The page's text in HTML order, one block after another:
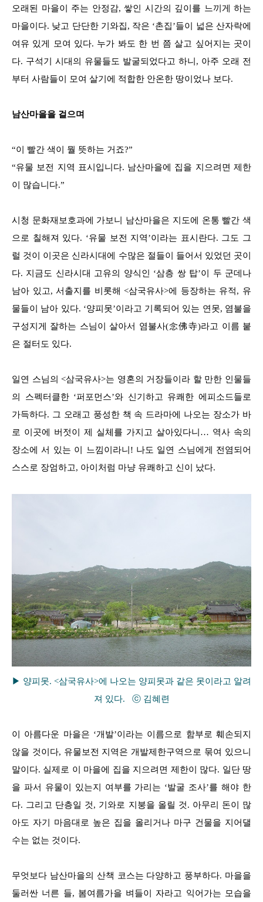
오래된 마을이 주는 안정감, 쌓인 시간의 깊이를 느끼게 하는
마을이다. 낮고 단단한 기와집, 작은 ‘촌집’들이 넓은 산자락에
여유 있게 모여 있다. 누가 봐도 한 번 쯤 살고 싶어지는 곳이
다. 구석기 시대의 유물들도 발굴되었다고 하니, 아주 오래 전
부터 사람들이 모여 살기에 적합한 안온한 땅이었나 보다.
남산마을을 걸으며
“이 빨간 색이 뭘 뜻하는 거죠?”
“유물 보전 지역 표시입니다. 남산마을에 집을 지으려면 제한
이 많습니다.”
시청 문화재보호과에 가보니 남산마을은 지도에 온통 빨간 색
으로 칠해져 있다. ‘유물 보전 지역’이라는 표시란다. 그도 그
럴 것이 이곳은 신라시대에 수많은 절들이 들어서 있었던 곳이
다. 지금도 신라시대 고유의 양식인 ‘삼층 쌍 탑’이 두 군데나
남아 있고, 서출지를 비롯해 <삼국유사>에 등장하는 유적, 유
물들이 남아 있다. ‘양피못’이라고 기록되어 있는 연못, 염불을
구성지게 잘하는 스님이 살아서 염불사(念佛寺)라고 이름 붙
은 절터도 있다.
일연 스님의 <삼국유사>는 영혼의 거장들이라 할 만한 인물들
의 스펙터클한 ‘퍼포먼스’와 신기하고 유쾌한 에피소드들로
가득하다. 그 오래고 풍성한 책 속 드라마에 나오는 장소가 바
로 이곳에 버젓이 제 실체를 가지고 살아있다니… 역사 속의
장소에 서 있는 이 느낌이라니! 나도 일연 스님에게 전염되어
스스로 장엄하고, 아이처럼 마냥 유쾌하고 신이 났다.
▶ 양피못. <삼국유사>에 나오는 양피못과 같은 못이라고 알려
져 있다. ⓒ 김혜련
이 아름다운 마을은 ‘개발’이라는 이름으로 함부로 훼손되지
않을 것이다, 유물보전 지역은 개발제한구역으로 묶여 있으니
말이다. 실제로 이 마을에 집을 지으려면 제한이 많다. 일단 땅
을 파서 유물이 있는지 여부를 가리는 ‘발굴 조사’를 해야 한
다. 그리고 단층일 것, 기와로 지붕을 올릴 것. 아무리 돈이 많
아도 자기 마음대로 높은 집을 올리거나 마구 건물을 지어댈
수는 없는 것이다.
무엇보다 남산마을의 산책 코스는 다양하고 풍부하다. 마을을
둘러싼 너른 들, 봄여름가을 벼들이 자라고 익어가는 모습을